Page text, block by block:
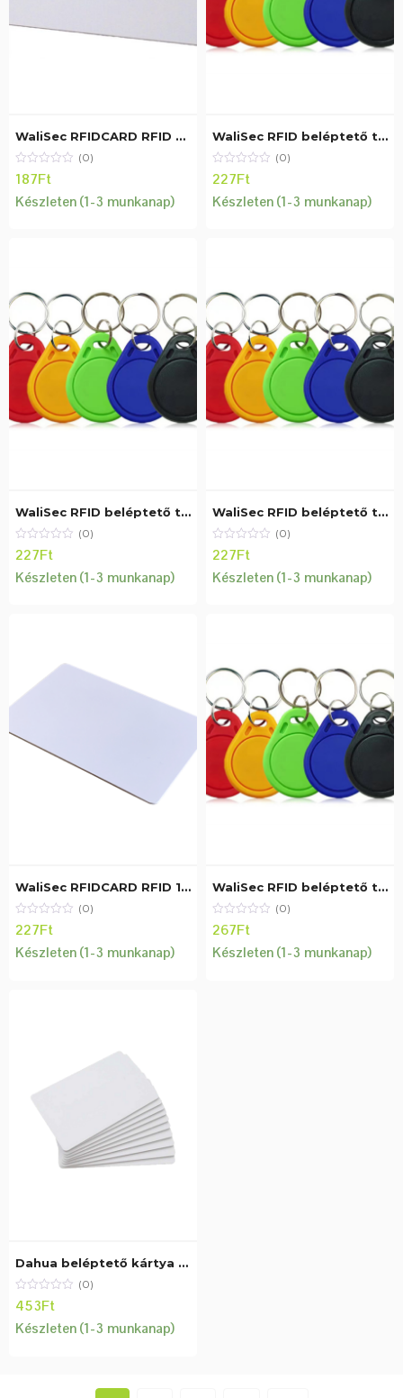
WaliSec RFIDCARD RFID beléptetõ kártya, Mifare (13,56MHz), fehér
(0)
187Ft
Készleten (1-3 munkanap)
WaliSec RFID beléptető tag, Mifare (13,56MHz), kék
(0)
227Ft
Készleten (1-3 munkanap)
WaliSec RFID beléptető tag, Mifare (13,56MHz), piros
(0)
227Ft
Készleten (1-3 munkanap)
WaliSec RFID beléptető tag, Mifare (13,56MHz), sárga
(0)
227Ft
Készleten (1-3 munkanap)
WaliSec RFIDCARD RFID 125KHZ beléptető kártya, (125KHz), fehér
(0)
227Ft
Készleten (1-3 munkanap)
WaliSec RFID beléptető tag, Mifare (13,56MHz), fekete/fehér
(0)
267Ft
Készleten (1-3 munkanap)
Dahua beléptető kártya – IC-S50
(0)
453Ft
Készleten (1-3 munkanap)